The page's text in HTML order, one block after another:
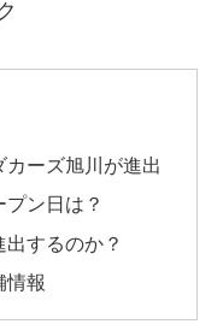
ーズ旭川が進出
ン日は？
するのか？
情報